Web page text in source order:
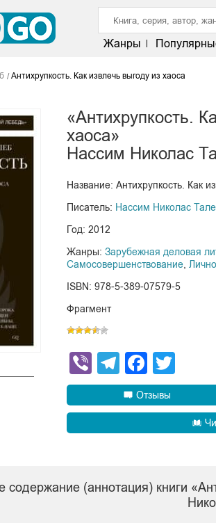
Жанры
Антихрупкость. Как извлечь выгоду из хаоса
«Антихрупкость.
хаоса»
Нассим Николас
Название: Антихрупкость. Как
Писатель: Нассим Николас
Год: 2012
Жанры: Зарубежная деловая
Самосовершенствование,
ISBN: 978-5-389-07579-5
Фрагмент
ViberTelegram
Отзывы
содержание (аннотация) книги